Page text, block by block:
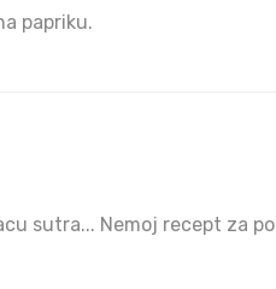
papriku.
sutra... Nemoj recept za